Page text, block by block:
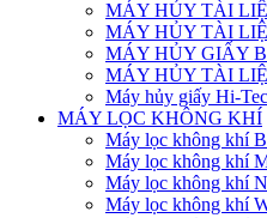
MÁY HỦY TÀI
MÁY HỦY TÀI
MÁY HỦY GIẤY
MÁY HỦY TÀI
Máy hủy giấy Hi-
MÁY LỌC KHÔNG KHÍ
Máy lọc không khí
Máy lọc không khí
Máy lọc không khí
Máy lọc không khí